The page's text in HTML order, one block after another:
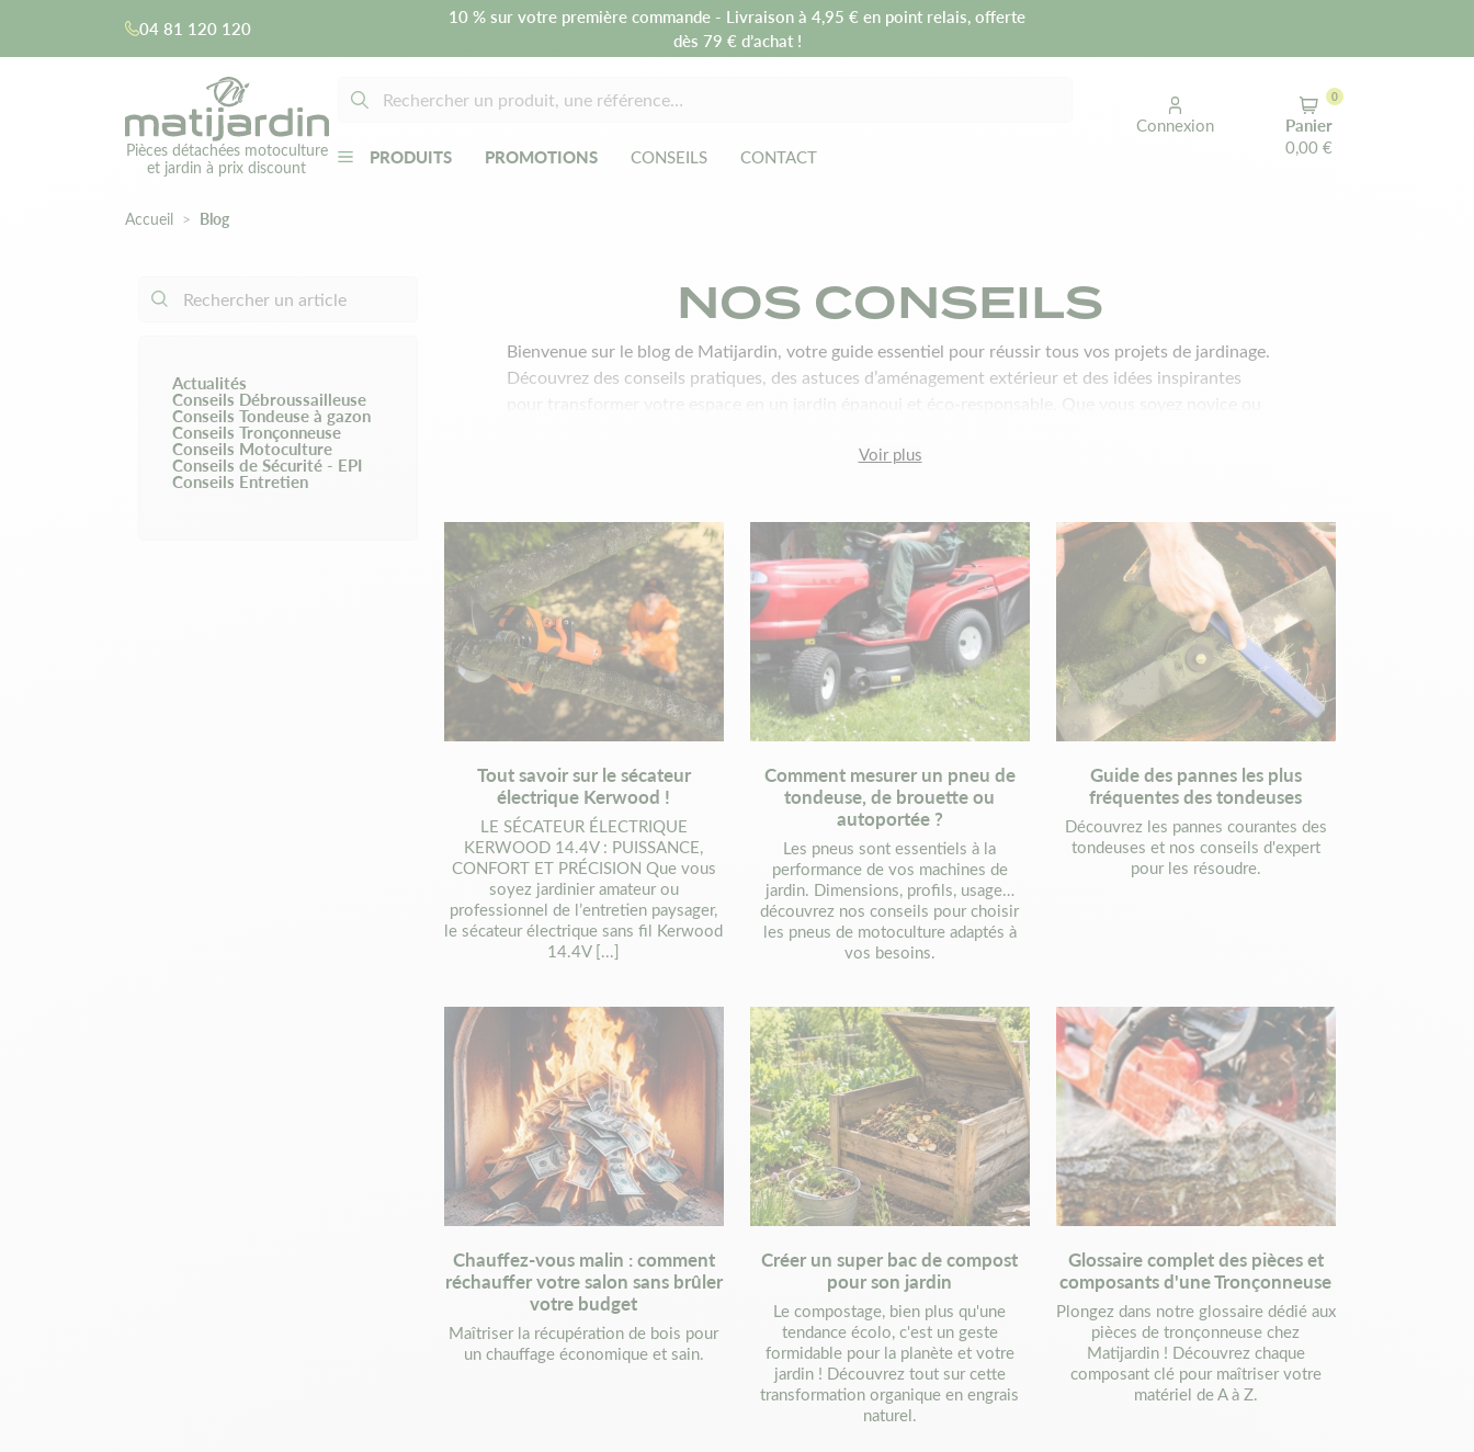
04 81 120 120
10 % sur votre première commande - Livraison à 4,95 € en point relais, offerte
dès 79 € d’achat !
Pièces détachées motoculture
et jardin à prix discount
PRODUITS PROMOTIONS CONSEILS CONTACT
Connexion
Panier
0,00 €
0
Accueil Blog
Actualités
Conseils Débroussailleuse
Conseils Tondeuse à gazon
Conseils Tronçonneuse
Conseils Motoculture
Conseils de Sécurité - EPI
Conseils Entretien
NOS CONSEILS
Bienvenue sur le blog de Matijardin, votre guide essentiel pour réussir tous vos projets de jardinage.
Découvrez des conseils pratiques, des astuces d’aménagement extérieur et des idées inspirantes
pour transformer votre espace en un jardin épanoui et éco-responsable. Que vous soyez novice ou
moderne et harmonieux. Rejoignez notre communauté et cultivez votre passion pour un jardin
Voir plus
Tout savoir sur le sécateur
électrique Kerwood !
LE SÉCATEUR ÉLECTRIQUE
KERWOOD 14.4V : PUISSANCE,
CONFORT ET PRÉCISION Que vous
soyez jardinier amateur ou
professionnel de l’entretien paysager,
le sécateur électrique sans fil Kerwood
14.4V [...]
Comment mesurer un pneu de
tondeuse, de brouette ou
autoportée ?
Les pneus sont essentiels à la
performance de vos machines de
jardin. Dimensions, profils, usage…
découvrez nos conseils pour choisir
les pneus de motoculture adaptés à
vos besoins.
Guide des pannes les plus
fréquentes des tondeuses
Découvrez les pannes courantes des
tondeuses et nos conseils d'expert
pour les résoudre.
Chauffez-vous malin : comment
réchauffer votre salon sans brûler
votre budget
Maîtriser la récupération de bois pour
un chauffage économique et sain.
Créer un super bac de compost
pour son jardin
Le compostage, bien plus qu'une
tendance écolo, c'est un geste
formidable pour la planète et votre
jardin ! Découvrez tout sur cette
transformation organique en engrais
naturel.
Glossaire complet des pièces et
composants d'une Tronçonneuse
Plongez dans notre glossaire dédié aux
pièces de tronçonneuse chez
Matijardin ! Découvrez chaque
composant clé pour maîtriser votre
matériel de A à Z.